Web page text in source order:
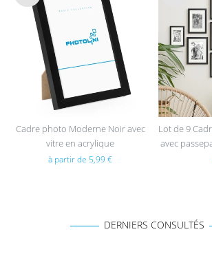
List
e de
Cadre photo Moderne Noir avec
vitre en acrylique
à partir de 5,99 €
sou
hait
s
Lot de 9
avec
DERNIERS CONSULTÉS